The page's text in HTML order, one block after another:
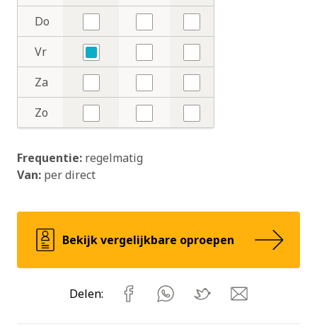
Nee
Nee
Nee
Do
Nee
Nee
Nee
Vr
Ja
Nee
Nee
Za
Nee
Nee
Nee
Zo
Nee
Nee
Nee
Frequentie: regelmatig
Van: per direct
Bekijk vergelijkbare oproepen
Delen: